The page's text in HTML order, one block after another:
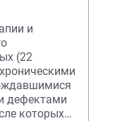
и
(22
дефектами
которых